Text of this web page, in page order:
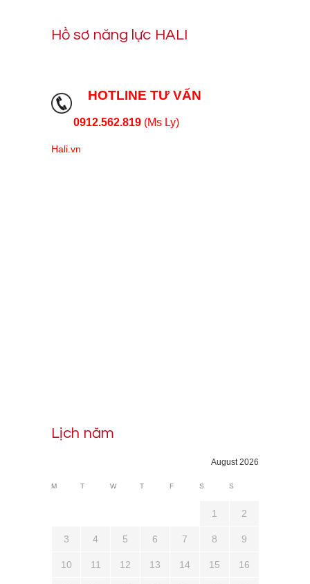
Hồ sơ năng lực HALI
HOTLINE TƯ VẤN
0912.562.819 (Ms Ly)
Hali.vn
Lịch năm
August 2026
M T W T F S S
1 2
3 4 5 6 7 8 9
10 11 12 13 14 15 16